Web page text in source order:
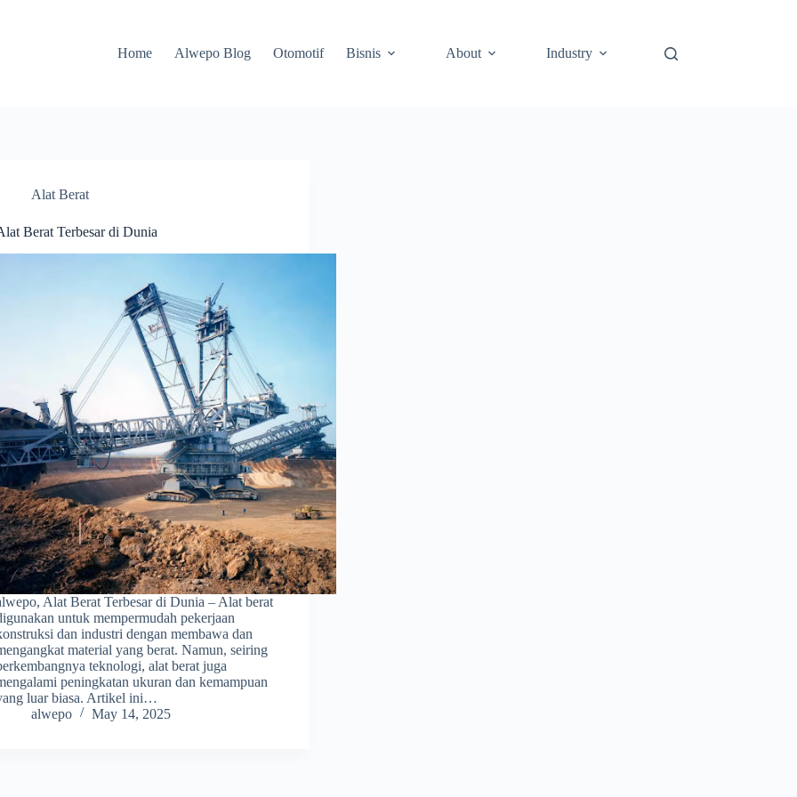
Home
Alwepo Blog Otomotif Bisnis About Industry
Alat Berat
Berat Terbesar di Dunia
Alat Berat Terbesar di Dunia – Alat berat
untuk mempermudah pekerjaan
dan industri dengan membawa dan
material yang berat. Namun, seiring
teknologi, alat berat juga
peningkatan ukuran dan kemampuan
luar biasa. Artikel ini…
alwepo
May 14, 2025